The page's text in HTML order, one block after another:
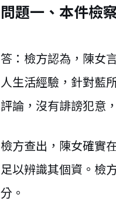
問題一、本件檢
答：檢方認為，陳女
人生活經驗，針對藍
評論，沒有誹謗犯意
檢方查出，陳女確實
足以辨識其個資。檢
分。